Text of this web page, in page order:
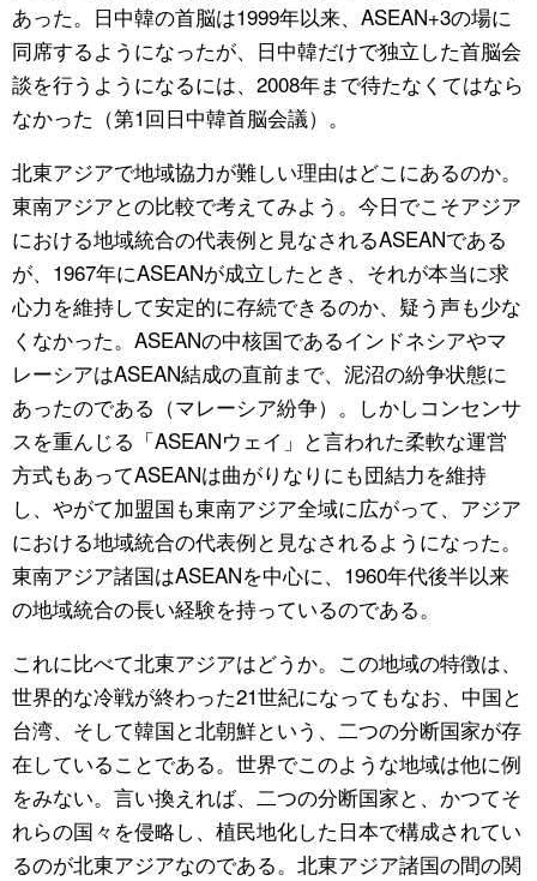
あった。日中韓の首脳は1999年以来、ASEAN+3の場に
同席するようになったが、日中韓だけで独立した首脳会
談を行うようになるには、2008年まで待たなくてはなら
なかった（第1回日中韓首脳会議）。
北東アジアで地域協力が難しい理由はどこにあるのか。
東南アジアとの比較で考えてみよう。今日でこそアジア
における地域統合の代表例と見なされるASEANである
が、1967年にASEANが成立したとき、それが本当に求
心力を維持して安定的に存続できるのか、疑う声も少な
くなかった。ASEANの中核国であるインドネシアやマ
レーシアはASEAN結成の直前まで、泥沼の紛争状態に
あったのである（マレーシア紛争）。しかしコンセンサ
スを重んじる「ASEANウェイ」と言われた柔軟な運営
方式もあってASEANは曲がりなりにも団結力を維持
し、やがて加盟国も東南アジア全域に広がって、アジア
における地域統合の代表例と見なされるようになった。
東南アジア諸国はASEANを中心に、1960年代後半以来
の地域統合の長い経験を持っているのである。
これに比べて北東アジアはどうか。この地域の特徴は、
世界的な冷戦が終わった21世紀になってもなお、中国と
台湾、そして韓国と北朝鮮という、二つの分断国家が存
在していることである。世界でこのような地域は他に例
をみない。言い換えれば、二つの分断国家と、かつてそ
れらの国々を侵略し、植民地化した日本で構成されてい
るのが北東アジアなのである。北東アジア諸国の間の関